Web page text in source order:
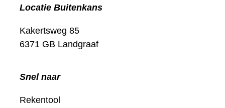
Locatie Buitenkans
Kakertsweg 85
6371 GB Landgraaf
Snel naar
Rekentool